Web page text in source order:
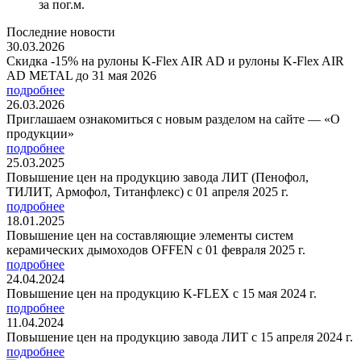
за пог.м.
Последние новости
30.03.2026
Скидка -15% на рулоны K-Flex AIR AD и рулоны K-Flex AIR
AD METAL до 31 мая 2026
подробнее
26.03.2026
Приглашаем ознакомиться с новым разделом на сайте — «О
продукции»
подробнее
25.03.2025
Повышение цен на продукцию завода ЛИТ (Пенофол,
ТИЛИТ, Армофол, Титанфлекс) с 01 апреля 2025 г.
подробнее
18.01.2025
Повышение цен на составляющие элементы систем
керамических дымоходов OFFEN с 01 февраля 2025 г.
подробнее
24.04.2024
Повышение цен на продукцию K-FLEX с 15 мая 2024 г.
подробнее
11.04.2024
Повышение цен на продукцию завода ЛИТ с 15 апреля 2024 г.
подробнее